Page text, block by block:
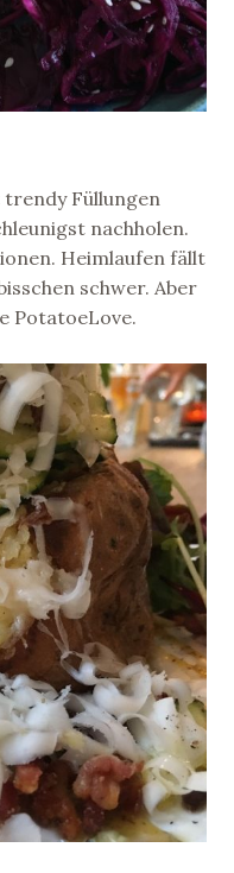
Füllungen
nachholen.
Heimlaufen fällt
schwer. Aber
PotatoeLove.